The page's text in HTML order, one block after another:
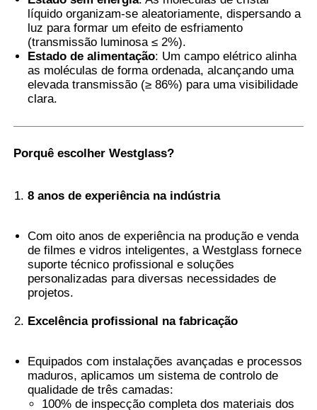
Pedir um orçamento
Filme da proteção da pintura do carro
Película PDLC inteligente
Tinta para janelas de automóveis
Película PNLC
Camada Intermediária PVB para Vidro Laminado
líquido organizam-se aleatoriamente, dispersando a
luz para formar um efeito de esfriamento
(transmissão luminosa ≤ 2%).
Estado de alimentação: Um campo elétrico alinha
as moléculas de forma ordenada, alcançando uma
elevada transmissão (≥ 86%) para uma visibilidade
clara.
Porquê escolher Westglass?
8 anos de experiência na indústria
Com oito anos de experiência na produção e venda
de filmes e vidros inteligentes, a Westglass fornece
suporte técnico profissional e soluções
personalizadas para diversas necessidades de
projetos.
Excelência profissional na fabricação
Equipados com instalações avançadas e processos
maduros, aplicamos um sistema de controlo de
qualidade de três camadas:
100% de inspecção completa dos materiais dos